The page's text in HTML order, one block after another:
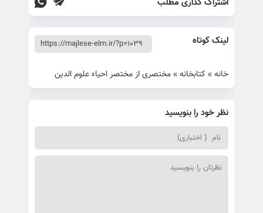
لینک کوتاه
خانه» کتابخانه» مختصری از مختصر احیاء علوم الدین
نظر خود را بنویسید